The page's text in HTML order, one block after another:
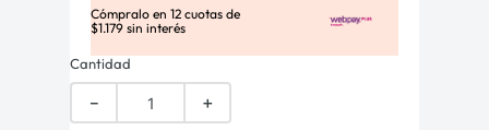
Cómpralo en 12 cuotas de
$1.179 sin interés
Cantidad
＋
－